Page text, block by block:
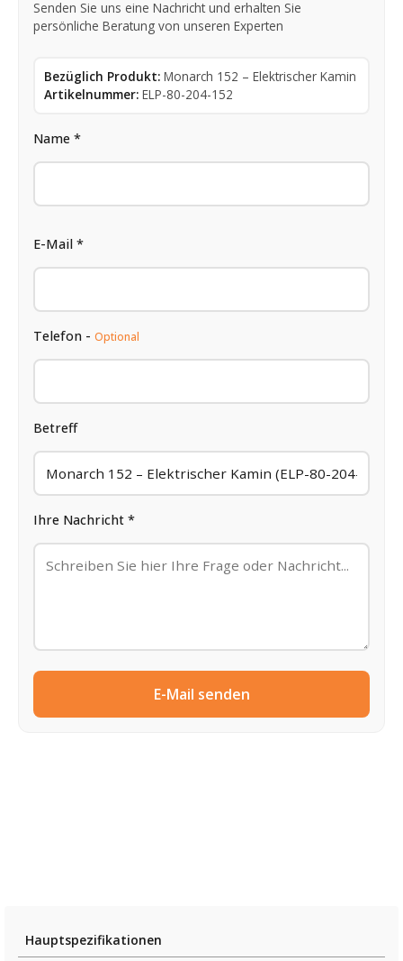
Senden Sie uns eine Nachricht und erhalten Sie
persönliche Beratung von unseren Experten
Bezüglich Produkt: Monarch 152 – Elektrischer Kamin
Artikelnummer: ELP-80-204-152
Name *
E-Mail *
Telefon - Optional
Betreff
Ihre Nachricht *
E-Mail senden
Hauptspezifikationen